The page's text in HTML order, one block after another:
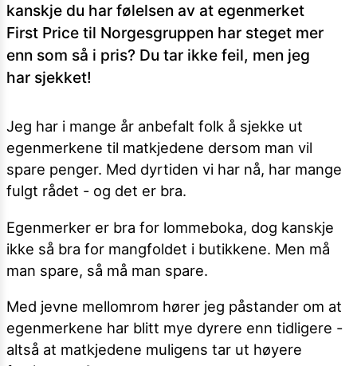
kanskje du har følelsen av at egenmerket
First Price til Norgesgruppen har steget mer
enn som så i pris? Du tar ikke feil, men jeg
har sjekket!
Jeg har i mange år anbefalt folk å sjekke ut
egenmerkene til matkjedene dersom man vil
spare penger. Med dyrtiden vi har nå, har mange
fulgt rådet - og det er bra.
Egenmerker er bra for lommeboka, dog kanskje
ikke så bra for mangfoldet i butikkene. Men må
man spare, så må man spare.
Med jevne mellomrom hører jeg påstander om at
egenmerkene har blitt mye dyrere enn tidligere -
altså at matkjedene muligens tar ut høyere